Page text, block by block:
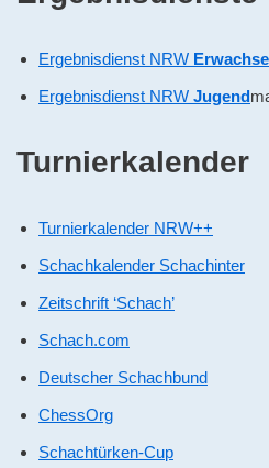
Ergebnisdienst NRW
Ergebnisdienst NRW Jugend
Turnierkalender
Turnierkalender NRW++
Schachkalender Schachinter
Zeitschrift ‘Schach’
Schach.com
Deutscher Schachbund
ChessOrg
Schachtürken-Cup